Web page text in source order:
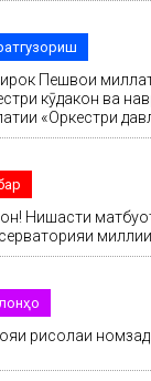
Пешвои
кӯдакон ва
«Оркестри
Нишасти
миллии
рисолаи